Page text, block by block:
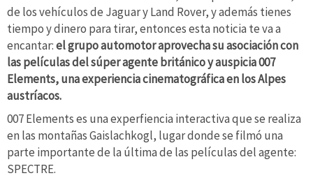
de los vehículos de Jaguar y Land Rover, y además tienes
tiempo y dinero para tirar, entonces esta noticia te va a
encantar:el grupo automotor aprovecha su asociación con
las películas del súper agente británico y auspicia 007
Elements, una experiencia cinematográfica en los Alpes
austríacos.
007 Elements es una experfiencia interactiva que se realiza
en las montañas Gaislachkogl, lugar donde se filmó una
parte importante de la última de las películas del agente:
SPECTRE.